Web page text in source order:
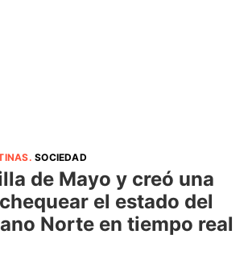
.SOCIEDAD
de Mayo y creó una
el estado del
Norte en tiempo real